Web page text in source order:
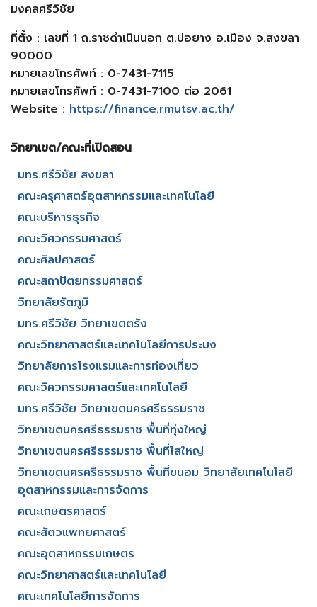
มงคลศรีวิชัย
ที่ตั้ง : เลขที่ 1 ถ.ราชดำเนินนอก ต.บ่อยาง อ.เมือง จ.สงขลา
90000
หมายเลขโทรศัพท์ : 0-7431-7115
หมายเลขโทรศัพท์ : 0-7431-7100 ต่อ 2061
Website : https://finance.rmutsv.ac.th/
วิทยาเขต/คณะที่เปิดสอน​
มทร.ศรีวิชัย สงขลา​
คณะครุศาสตร์อุตสาหกรรมและเทคโนโลยี​
คณะบริหารธุรกิจ​
คณะวิศวกรรมศาสตร์​
คณะศิลปศาสตร์​
คณะสถาปัตยกรรมศาสตร์
วิทยาลัยรัตภูมิ​
มทร.ศรีวิชัย วิทยาเขตตรัง
คณะวิทยาศาสตร์และเทคโนโลยีการประมง
วิทยาลัยการโรงแรมและการท่องเที่ยว
คณะวิศวกรรมศาสตร์และเทคโนโลยี
มทร.ศรีวิชัย วิทยาเขตนครศรีธรรมราช
วิทยาเขตนครศรีธรรมราช พื้นที่ทุ่งใหญ่
วิทยาเขตนครศรีธรรมราช พื้นที่ไสใหญ่
วิทยาเขตนครศรีธรรมราช พื้นที่ขนอม วิทยาลัยเทคโนโลยี
อุตสาหกรรมและการจัดการ
คณะเกษตรศาสตร์
คณะสัตวแพทยศาสตร์
คณะอุตสาหกรรมเกษตร
คณะวิทยาศาสตร์และเทคโนโลยี
คณะเทคโนโลยีการจัดการ